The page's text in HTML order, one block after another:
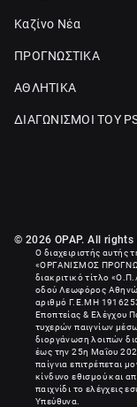
Καζίνο Νέα
ΠΡΟΓΝΩΣΤΙΚΑ
ΑΘΛΗΤΙΚΑ
ΔΙΑΓΩΝΙΣΜΟΙ ΤΟΥ
© 2026 OPAP. All rights
Ο διαχειριστής αυτής
«ΟΡΓΑΝΙΣΜΟΣ
διακριτικό τίτλο
οδού Λεωφόρος
αριθμό Γ.Ε.ΜΗ
Εποπτείας & Ελέγχου
τυχερών παιγνίων
διοργάνωση λοιπών
έως την 25η Μαΐου
παίγνια επιτρέπεται
κίνδυνο εθισμού και
παιχνίδι το ελέγχεις
Υπεύθυνα.